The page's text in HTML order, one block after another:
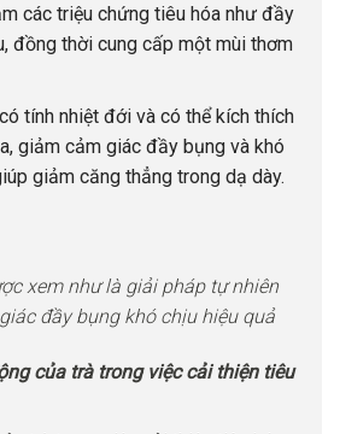
các triệu chứng tiêu hóa như đầy
đồng thời cung cấp một mùi thơm
tính nhiệt đới và có thể kích thích
giảm cảm giác đầy bụng và khó
giảm căng thẳng trong dạ dày.
xem như là giải pháp tự nhiên
đầy bụng khó chịu hiệu quả
của trà trong việc cải thiện tiêu